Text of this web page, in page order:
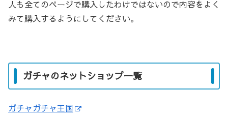
人も全てのページで購入したわけではないので内容をよく
みて購入するようにしてください。
ガチャのネットショップ一覧
ガチャガチャ王国